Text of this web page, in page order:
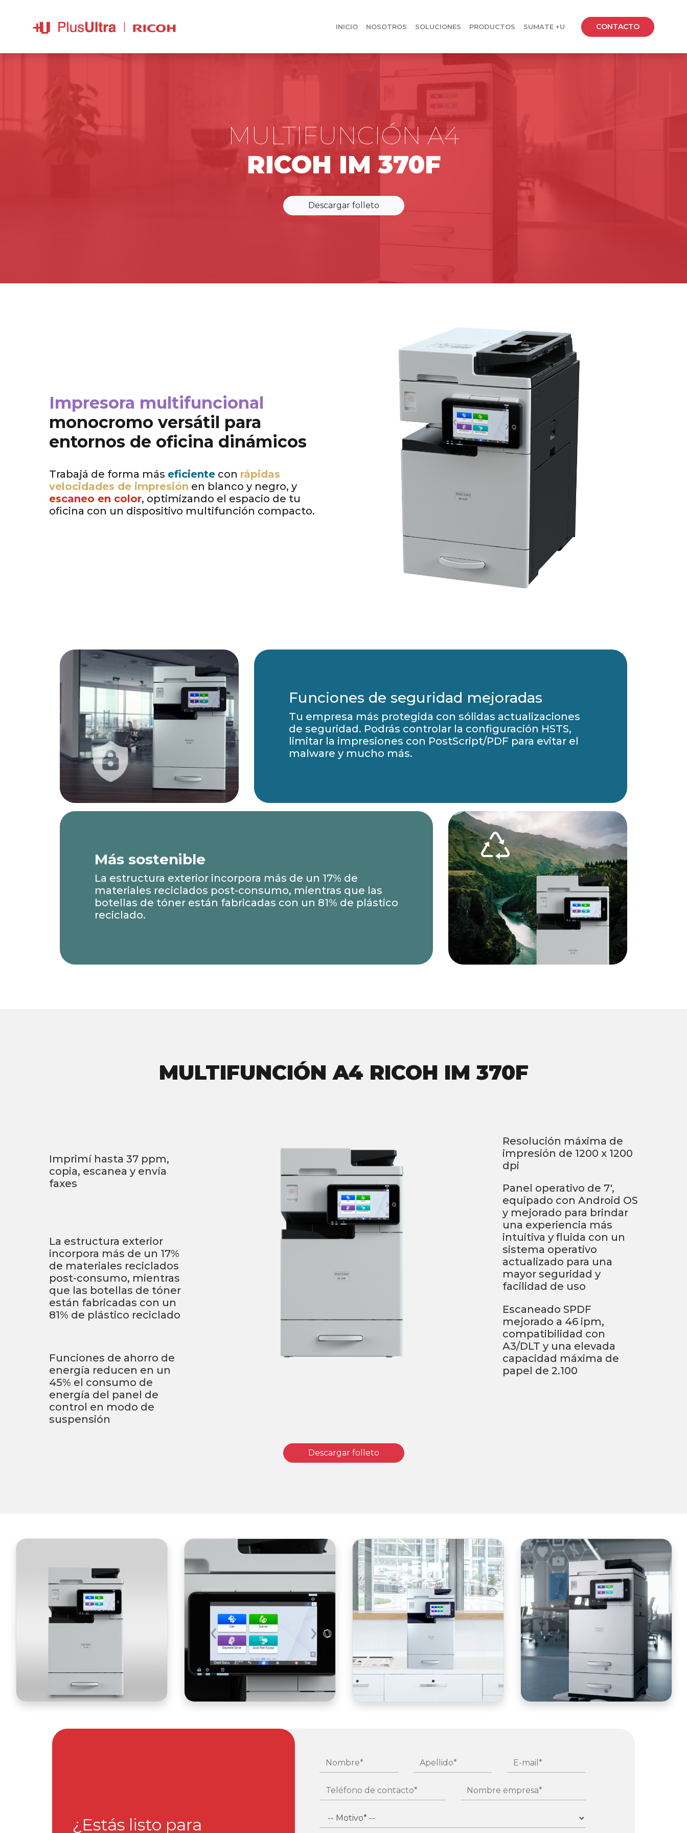
INICIO NOSOTROS SOLUCIONES PRODUCTOS SUMATE +U CONTACTO
MULTIFUNCIÓN A4
RICOH IM 370F
Descargar folleto
Impresora multifuncional
monocromo versátil para
entornos de oficina dinámicos
Trabajá de forma más eficiente con rápidas
velocidades de impresión en blanco y negro, y
escaneo en color, optimizando el espacio de tu
oficina con un dispositivo multifunción compacto.
Funciones de seguridad mejoradas
Tu empresa más protegida con sólidas actualizaciones
de seguridad. Podrás controlar la configuración HSTS,
limitar la impresiones con PostScript/PDF para evitar el
malware y mucho más.
Más sostenible
La estructura exterior incorpora más de un 17% de
materiales reciclados post-consumo, mientras que las
botellas de tóner están fabricadas con un 81% de plástico
reciclado.
MULTIFUNCIÓN A4 RICOH IM 370F
Imprimí hasta 37 ppm,
copia, escanea y envía
faxes
La estructura exterior
incorpora más de un 17%
de materiales reciclados
post-consumo, mientras
que las botellas de tóner
están fabricadas con un
81% de plástico reciclado
Funciones de ahorro de
energía reducen en un
45% el consumo de
energía del panel de
control en modo de
suspensión
Resolución máxima de
impresión de 1200 x 1200
dpi
Panel operativo de 7′,
equipado con Android OS
y mejorado para brindar
una experiencia más
intuitiva y fluida con un
sistema operativo
actualizado para una
mayor seguridad y
facilidad de uso
Escaneado SPDF
mejorado a 46 ipm,
compatibilidad con
A3/DLT y una elevada
capacidad máxima de
papel de 2.100
Descargar folleto
¿Estás listo para